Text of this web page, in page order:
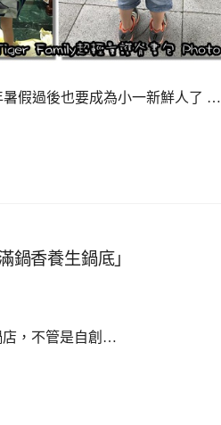
假過後也要成為小一新鮮人了 …
鍋香養生鍋底」
，不管是自創…